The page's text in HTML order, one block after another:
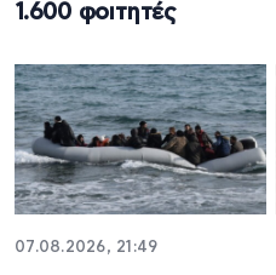
1.600 φοιτητές
07.08.2026, 21:49